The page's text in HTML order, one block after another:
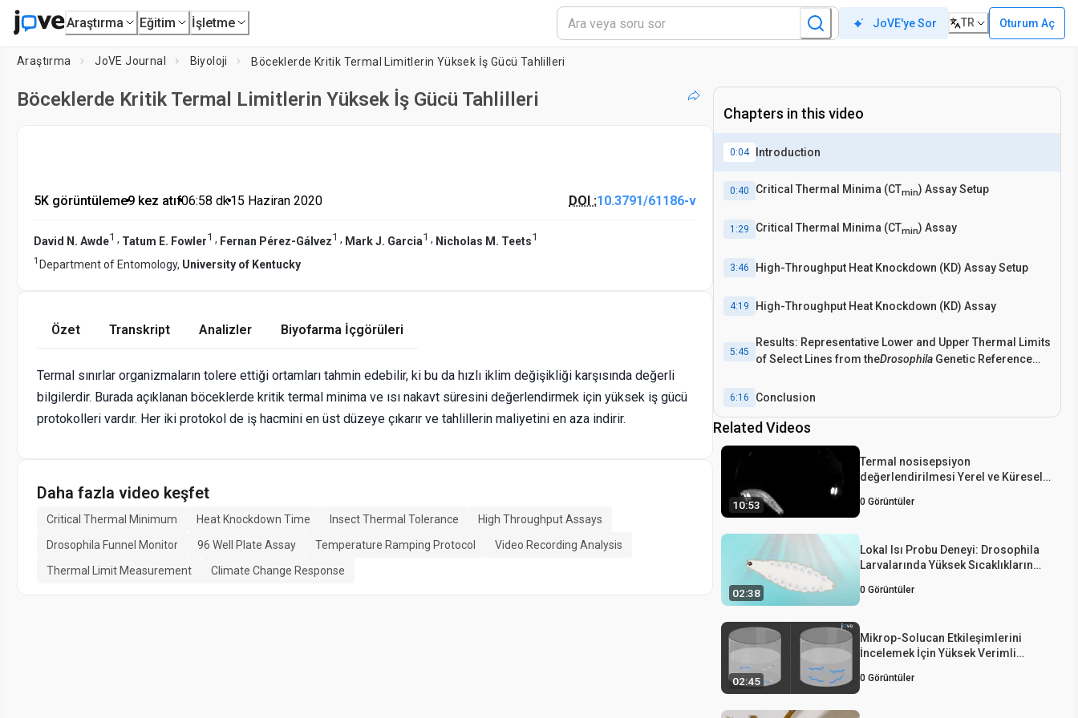
Araştırma Eğitim İşletme JoVE'ye Sor TR Oturum Aç
Araştırma JoVE Journal Biyoloji Böceklerde Kritik Termal Limitlerin Yüksek İş Gücü Tahlilleri
Böceklerde Kritik Termal Limitlerin Yüksek İş Gücü Tahlilleri
5K görüntüleme•9 kez atıf•06:58 dk•15 Haziran 2020 DOI :10.3791/61186-v
David N. Awde1 , Tatum E. Fowler1 , Fernan Pérez-Gálvez1 , Mark J. Garcia1 , Nicholas M. Teets1
1 Department of Entomology, University of Kentucky
Özet Transkript Analizler Biyofarma İçgörüleri
Termal sınırlar organizmaların tolere ettiği ortamları tahmin edebilir, ki bu da hızlı iklim değişikliği karşısında değerli
bilgilerdir. Burada açıklanan böceklerde kritik termal minima ve ısı nakavt süresini değerlendirmek için yüksek iş gücü
protokolleri vardır. Her iki protokol de iş hacmini en üst düzeye çıkarır ve tahlillerin maliyetini en aza indirir.
Daha fazla video keşfet
Critical Thermal Minimum Heat Knockdown Time Insect Thermal Tolerance
High Throughput Assays
Drosophila Funnel Monitor
96 Well Plate Assay Temperature Ramping Protocol
Video Recording Analysis
Thermal Limit Measurement
Climate Change Response
Chapters in this video
0:04 Introduction
0:40 Critical Thermal Minima (CTmin) Assay Setup
1:29 Critical Thermal Minima (CTmin) Assay
3:46 High-Throughput Heat Knockdown (KD) Assay Setup
4:19 High-Throughput Heat Knockdown (KD) Assay
5:45
Results: Representative Lower and Upper Thermal Limits
of Select Lines from theDrosophila Genetic Reference
6:16 Conclusion
Related Videos
10:53
Termal nosisepsiyon
değerlendirilmesi Yerel ve Küresel
0 Görüntüler
02:38
Lokal Isı Probu Deneyi: Drosophila
Larvalarında Yüksek Sıcaklıkların
İçin Bir Yöntem
0 Görüntüler
02:45
Mikrop-Solucan Etkileşimlerini
İncelemek İçin Yüksek Verimli
0 Görüntüler